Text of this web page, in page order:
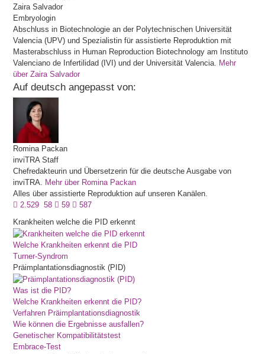
Zaira Salvador
Embryologin
Abschluss in Biotechnologie an der Polytechnischen Universität
Valencia (UPV) und Spezialistin für assistierte Reproduktion mit
Masterabschluss in Human Reproduction Biotechnology am Instituto
Valenciano de Infertilidad (IVI) und der Universität Valencia.
Mehr
über Zaira Salvador
Auf deutsch angepasst von:
Romina Packan
inviTRA Staff
Chefredakteurin und Übersetzerin für die deutsche Ausgabe von
inviTRA.
Mehr über Romina Packan
Alles über assistierte Reproduktion auf unseren Kanälen.
2.529 58 59
587
Krankheiten welche die PID erkennt
Welche Krankheiten erkennt die PID
Turner-Syndrom
Präimplantationsdiagnostik (PID)
Was ist die PID?
Welche Krankheiten erkennt die PID?
Verfahren Präimplantationsdiagnostik
Wie können die Ergebnisse ausfallen?
Genetischer Kompatibilitätstest
Embrace-Test